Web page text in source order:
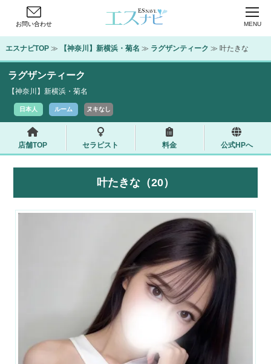
お問い合わせ MENU
エスナビTOP ≫ 【神奈川】新横浜・菊名 ≫ ラグザンティーク ≫ 叶たきな
ラグザンティーク
【神奈川】新横浜・菊名
日本人 ルーム ヌキなし
店舗TOP セラピスト 料金 公式HPへ
叶たきな（20）